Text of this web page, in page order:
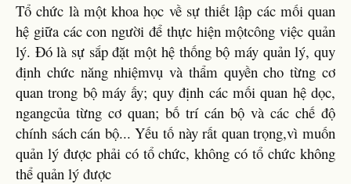
Tổ chức là một khoa học về sự thiết lập các mối quan
hệ giữa các con người để thực hiện mộtcông việc quản
lý. Đó là sự sắp đặt một hệ thống bộ máy quản lý, quy
định chức năng nhiệmvụ và thẩm quyền cho từng cơ
quan trong bộ máy ấy; quy định các mối quan hệ dọc,
ngangcủa từng cơ quan; bố trí cán bộ và các chế độ
chính sách cán bộ... Yếu tố này rất quan trọng,vì muốn
quản lý được phải có tổ chức, không có tổ chức không
thể quản lý được